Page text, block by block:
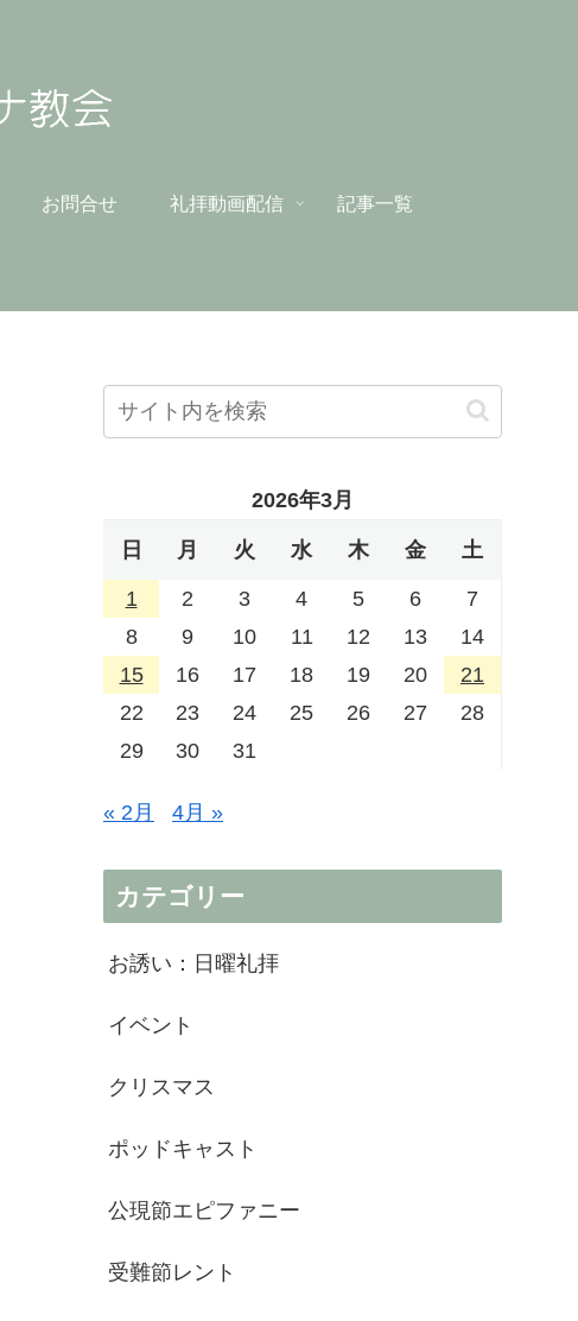
お問合せ 礼拝動画配信 記事一覧
2026年3月
日 月 火 水 木 金 土
1 2 3 4 5 6
7
8
9 10 11 12 13
14
15
16 17 18 19 20
21
22
23 24 25 26 27
28
29
30 31
« 2月 4月 »
カテゴリー
お誘い：日曜礼拝
イベント
クリスマス
ポッドキャスト
公現節エピファニー
受難節レント